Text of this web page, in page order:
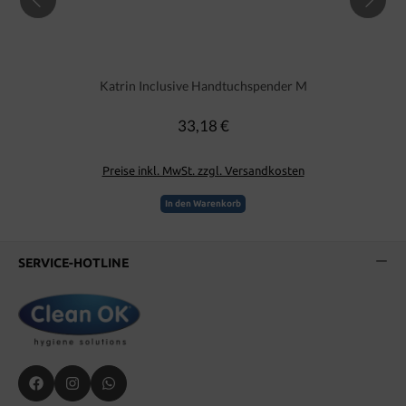
Katrin Inclusive Handtuchspender M
Regulärer Preis:
33,18 €
Preise inkl. MwSt. zzgl. Versandkosten
In den Warenkorb
SERVICE-HOTLINE